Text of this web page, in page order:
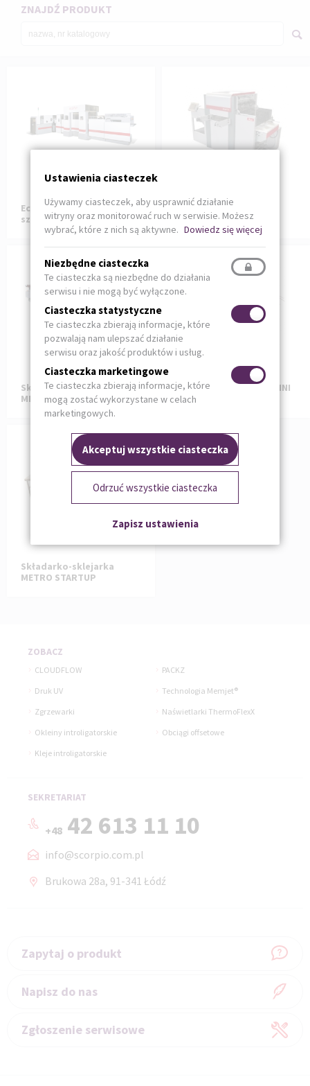
ZNAJDŹ PRODUKT
Eclipse - cyfrowa maszyna
sztancująca
Automat sztancujący
Petratto PDF 74
Składarko-sklejarka
METRO 78-105
Składarko-sklejarka MINI
METRO 78/105
Składarko-sklejarka
METRO STARTUP
ZOBACZ
CLOUDFLOW
PACKZ
Druk UV
Technologia Memjet®
Zgrzewarki
Naświetlarki ThermoFlexX
Okleiny introligatorskie
Obciągi offsetowe
Kleje introligatorskie
SEKRETARIAT
+48 42 613 11 10
info@scorpio.com.pl
Brukowa 28a, 91-341 Łódź
Zapytaj o produkt
Napisz do nas
Zgłoszenie serwisowe
Ustawienia ciasteczek
Używamy ciasteczek, aby usprawnić działanie
witryny oraz monitorować ruch w serwisie. Możesz
wybrać, które z nich są aktywne. Dowiedz się więcej
Niezbędne ciasteczka
Te ciasteczka są niezbędne do działania
serwisu i nie mogą być wyłączone.
Ciasteczka statystyczne
Te ciasteczka zbierają informacje, które
pozwalają nam ulepszać działanie
serwisu oraz jakość produktów i usług.
Ciasteczka marketingowe
Te ciasteczka zbierają informacje, które
mogą zostać wykorzystane w celach
marketingowych.
Akceptuj wszystkie ciasteczka
Odrzuć wszystkie ciasteczka
Zapisz ustawienia